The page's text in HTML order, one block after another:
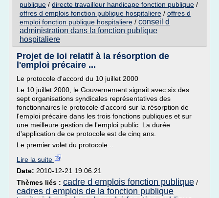
publique / directe travailleur handicape fonction publique /
offres d emplois fonction publique hospitaliere / offres d
emploi fonction publique hospitaliere / conseil d
administration dans la fonction publique
hospitaliere
Projet de loi relatif à la résorption de
l'emploi précaire ...
Le protocole d'accord du 10 juillet 2000
Le 10 juillet 2000, le Gouvernement signait avec six des
sept organisations syndicales représentatives des
fonctionnaires le protocole d'accord sur la résorption de
l'emploi précaire dans les trois fonctions publiques et sur
une meilleure gestion de l'emploi public. La durée
d'application de ce protocole est de cinq ans.
Le premier volet du protocole...
Lire la suite
Date: 2010-12-21 19:06:21
Thèmes liés : cadre d emplois fonction publique /
cadres d emplois de la fonction publique